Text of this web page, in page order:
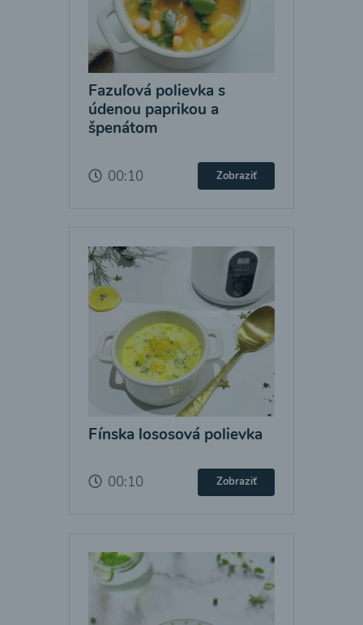
Fazuľová polievka s
údenou paprikou a
špenátom
00:10 Zobraziť
Fínska lososová polievka
00:10 Zobraziť